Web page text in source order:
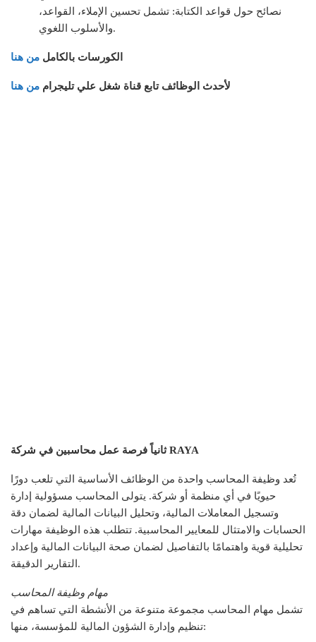
نصائح حول قواعد الكتابة: تشمل تحسين الإملاء، القواعد،
والأسلوب اللغوي.
الكورسات بالكامل من هنا
لأحدث الوظائف تابع قناة شغل علي تليجرام من هنا
ثانياً فرصة عمل محاسبين في شركة RAYA
تُعد وظيفة المحاسب واحدة من الوظائف الأساسية التي تلعب دورًا
حيويًا في أي منظمة أو شركة. يتولى المحاسب مسؤولية إدارة
وتسجيل المعاملات المالية، وتحليل البيانات المالية لضمان دقة
الحسابات والامتثال للمعايير المحاسبية. تتطلب هذه الوظيفة مهارات
تحليلية قوية واهتمامًا بالتفاصيل لضمان صحة البيانات المالية وإعداد
التقارير الدقيقة.
مهام وظيفة المحاسب
تشمل مهام المحاسب مجموعة متنوعة من الأنشطة التي تساهم في
تنظيم وإدارة الشؤون المالية للمؤسسة، منها: